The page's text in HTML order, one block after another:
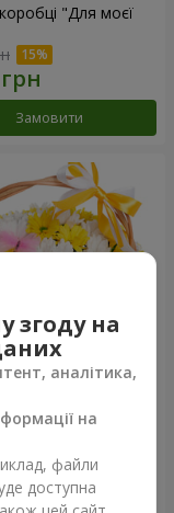
"Для моєї
Замовити
Замовити
згоду на
аналітика,
на
файли
доступна